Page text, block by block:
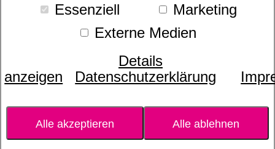
Essenziell
Marketing
Externe Medien
Details
anzeigen
Datenschutzerklärung
Alle akzeptieren Alle ablehnen